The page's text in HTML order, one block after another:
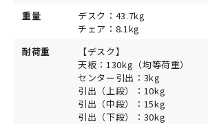
重量
デスク：43.7kg
チェア：8.1kg
耐荷重
【デスク】
天板：130kg（均等荷重）
センター引出：3kg
引出（上段）：10kg
引出（中段）：15kg
引出（下段）：30kg